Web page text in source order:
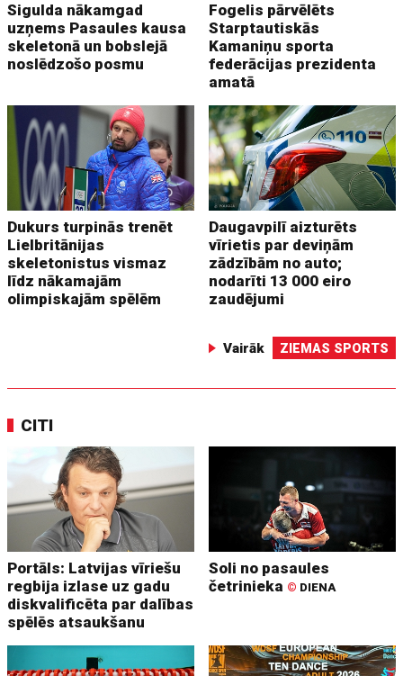
Sigulda nākamgad
uzņems Pasaules kausa
skeletonā un bobslejā
noslēdzošo posmu
Fogelis pārvēlēts
Starptautiskās
Kamaniņu sporta
federācijas prezidenta
amatā
Dukurs turpinās trenēt
Lielbritānijas
skeletonistus vismaz
līdz nākamajām
olimpiskajām spēlēm
Daugavpilī aizturēts
vīrietis par deviņām
zādzībām no auto;
nodarīti 13 000 eiro
zaudējumi
Vairāk ZIEMAS SPORTS
CITI
Portāls: Latvijas vīriešu
regbija izlase uz gadu
diskvalificēta par dalības
spēlēs atsaukšanu
Soli no pasaules
četrinieka © DIENA